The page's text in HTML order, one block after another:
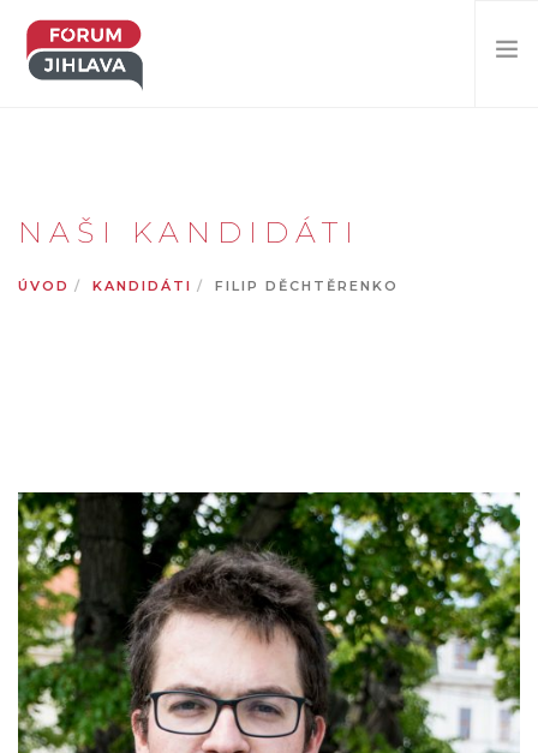
CO DĚLÁME?
NAŠI KANDIDÁTI
ÚVOD KANDIDÁTI FILIP DĚCHTĚRENKO